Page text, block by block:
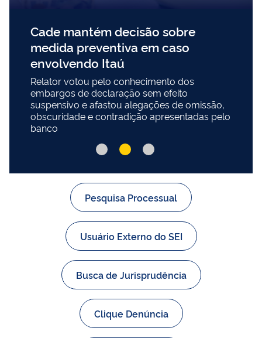
Cade mantém decisão sobre
medida preventiva em caso
envolvendo Itaú
Relator votou pelo conhecimento dos
embargos de declaração sem efeito
suspensivo e afastou alegações de omissão,
obscuridade e contradição apresentadas pelo
banco
Pesquisa Processual
Usuário Externo do SEI
Busca de Jurisprudência
Clique Denúncia